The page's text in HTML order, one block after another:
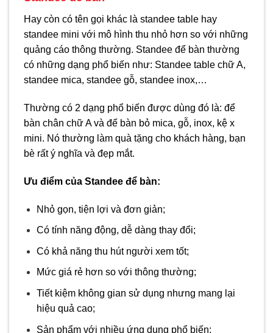
Hay còn có tên gọi khác là standee table hay
standee mini với mô hình thu nhỏ hơn so với những
quảng cáo thông thường. Standee để bàn thường
có những dạng phổ biến như: Standee table chữ A,
standee mica, standee gỗ, standee inox,…
Thường có 2 dạng phổ biến được dùng đó là: để
bàn chân chữ A và để bàn bỏ mica, gỗ, inox, kệ x
mini. Nó thường làm quà tặng cho khách hàng, bạn
bè rất ý nghĩa và đẹp mắt.
Ưu điểm của Standee để bàn:
Nhỏ gọn, tiện lợi và đơn giản;
Có tính năng động, dễ dàng thay đổi;
Có khả năng thu hút người xem tốt;
Mức giá rẻ hơn so với thông thường;
Tiết kiệm không gian sử dụng nhưng mang lại
hiệu quả cao;
Sản phẩm với nhiều ứng dụng phổ biến;